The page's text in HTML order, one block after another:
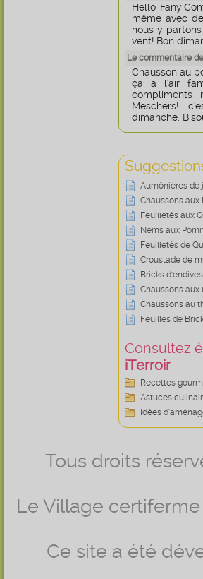
Hello
même avec
nous y
vent! Bon
Le commentaire
Chausson au
ça a l'air
compliments
Meschers!
dimanche.
Aumônières de
Chaussons aux
Feuilletés aux
Nems aux
Feuilletés de
Croustade de
Bricks
Chaussons
Chaussons au
Feuilles de
Consultez
iTerroir
Recettes
Astuces
Idées
Tous droits
Le Village
Ce site a été